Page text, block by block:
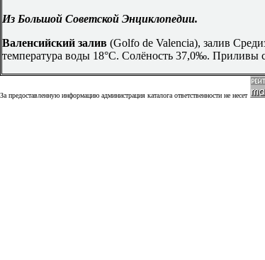
Из Большой Советской Энциклопедии.
Валенсийский залив (Golfo de Valencia), залив
температура воды 18°С. Солёность 37,0‰. Приливы
За предоставленную информацию администрация каталога ответственности не несет